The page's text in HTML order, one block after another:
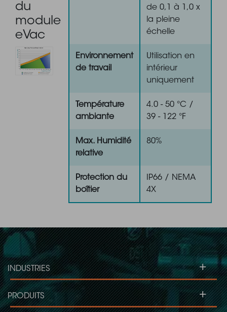
du
module
eVac
de 0,1 à 1,0 x
la pleine
échelle
Environnement
de travail
Utilisation en
intérieur
uniquement
Température
ambiante
4.0 - 50 °C /
39 - 122 °F
Max. Humidité
relative
80%
Protection du
boîtier
IP66 / NEMA
4X
INDUSTRIES +
PRODUITS +